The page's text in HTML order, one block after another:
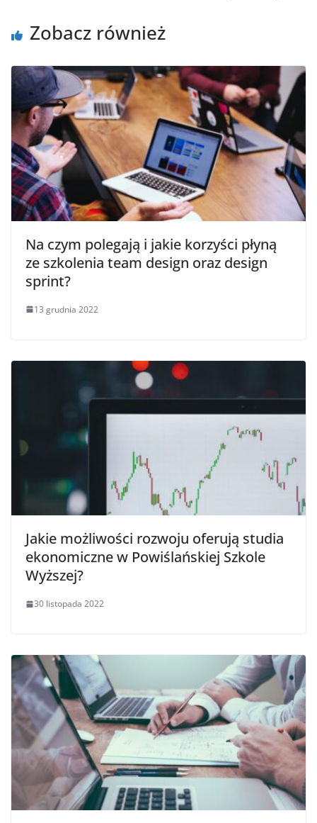
Zobacz również
Na czym polegają i jakie korzyści płyną
ze szkolenia team design oraz design
sprint?
13 grudnia 2022
Jakie możliwości rozwoju oferują studia
ekonomiczne w Powiślańskiej Szkole
Wyższej?
30 listopada 2022